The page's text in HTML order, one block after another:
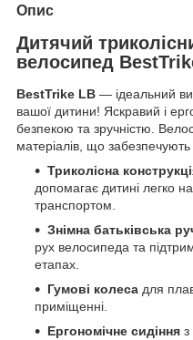
Опис
Дитячий
велосипед
BestTrike LB — ідеальний
вашої дитини! Яскравий і
безпекою та зручністю.
матеріалів, що забезпечують
Триколісна
допомагає дитині легко
транспортом.
Знімна батьківська
рух велосипеда та
етапах.
Гумові колеса для
приміщенні.
Ергономічне сидіння